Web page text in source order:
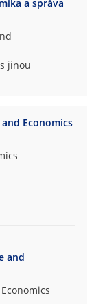
a správa
jinou
Economics
and